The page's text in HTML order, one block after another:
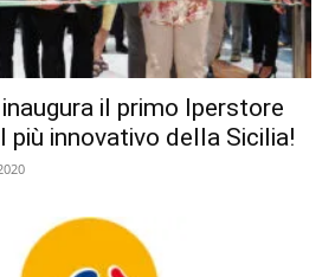
il primo Iperstore
più innovativo della Sicilia!